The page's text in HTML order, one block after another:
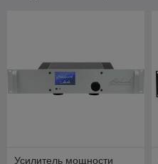
Усилитель мощности